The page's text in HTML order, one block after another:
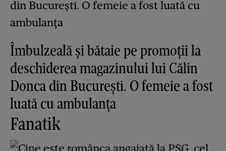
Îmbulzeală și bătaie pe promoții la
deschiderea magazinului lui Călin
Donca din București. O femeie a fost
luată cu ambulanța
Fanatik